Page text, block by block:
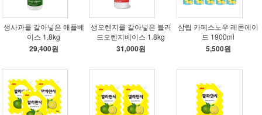
생사과를 갈아넣은 애플베
이스 1.8kg
29,400원
생오렌지를 갈아넣은 블러
드오렌지베이스 1.8kg
31,000원
삼립 카페스노우 레몬에이
드 1900ml
5,500원